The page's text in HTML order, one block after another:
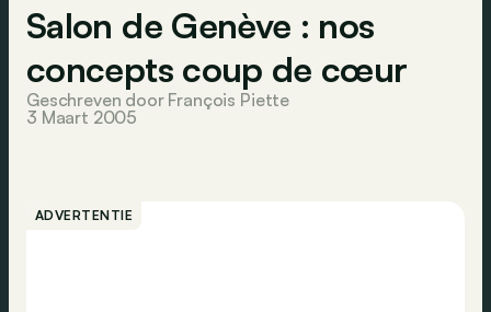
Salon de Genève : nos
concepts coup de cœur
Geschreven door François Piette
3 Maart 2005
ADVERTENTIE